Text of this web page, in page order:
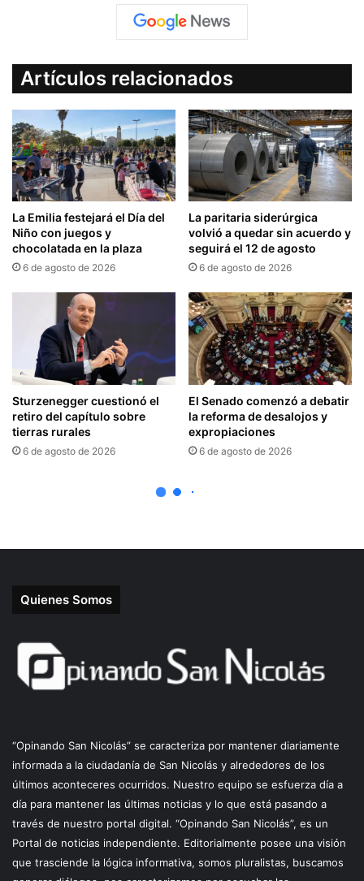
Quienes Somos
“Opinando San Nicolás” se caracteriza por mantener diariamente
informada a la ciudadanía de San Nicolás y alrededores de los
últimos aconteceres ocurridos. Nuestro equipo se esfuerza día a
día para mantener las últimas noticias y lo que está pasando a
través de nuestro portal digital. “Opinando San Nicolás”, es un
Portal de noticias independiente. Editorialmente posee una visión
que trasciende la lógica informativa, somos pluralistas, buscamos